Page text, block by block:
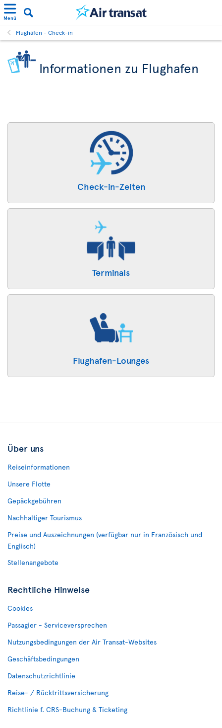
Menü
Flughäfen - Check-in
Informationen zu Flughafen
Check-in-Zeiten
Terminals
Flughafen-Lounges
Über uns
Reiseinformationen
Unsere Flotte
Gepäckgebühren
Nachhaltiger Tourismus
Preise und Auszeichnungen (verfügbar nur in Französisch und
Englisch)
Stellenangebote
Rechtliche Hinweise
Cookies
Passagier - Serviceversprechen
Nutzungsbedingungen der Air Transat-Websites
Geschäftsbedingungen
Datenschutzrichtlinie
Reise- / Rücktrittsversicherung
Richtlinie f. CRS-Buchung & Ticketing